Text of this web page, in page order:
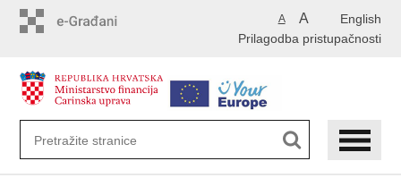
English
A A
Prilagodba pristupačnosti